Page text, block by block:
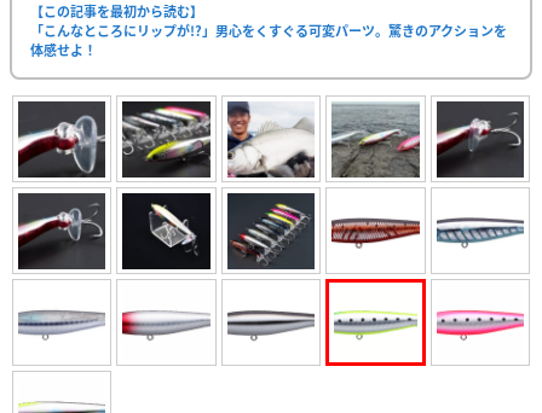
【この記事を最初から読む】
「こんなところにリップが!?」男心をくすぐる可変パーツ。驚きのアクションを
体感せよ！